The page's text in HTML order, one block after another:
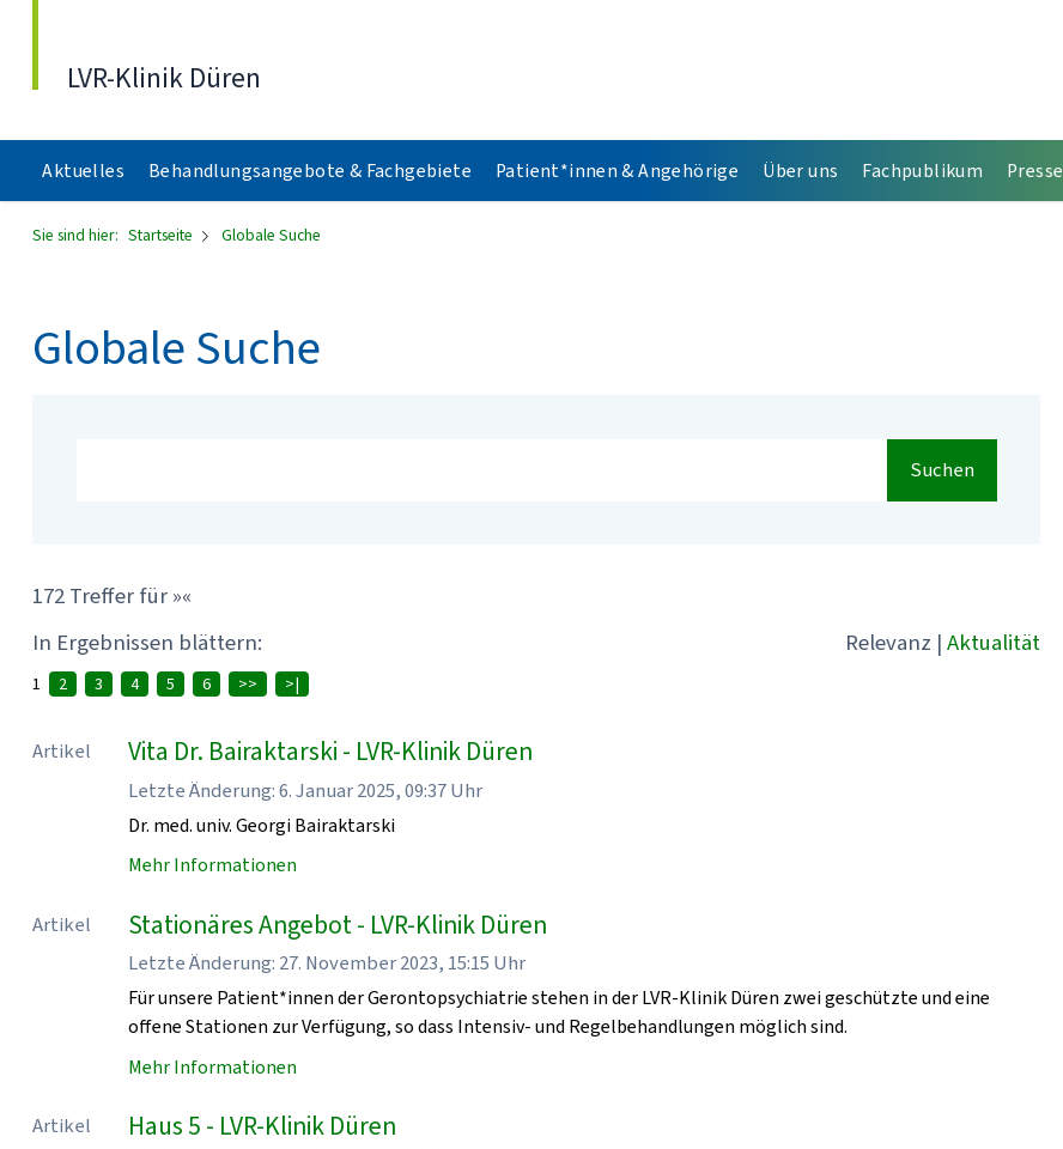
LVR-Klinik Düren
Aktuelles Behandlungsangebote & Fachgebiete Patient*innen & Angehörige Über uns Fachpublikum Presse
Sie sind hier: Startseite Globale Suche
Globale Suche
Suchen
172 Treffer für »«
In Ergebnissen blättern:
Relevanz | Aktualität
1 2 3 4 5 6 >> >|
Artikel Vita Dr. Bairaktarski - LVR-Klinik Düren
Letzte Änderung: 6. Januar 2025, 09:37 Uhr
Dr. med. univ. Georgi Bairaktarski
Mehr Informationen
Artikel Stationäres Angebot - LVR-Klinik Düren
Letzte Änderung: 27. November 2023, 15:15 Uhr
Für unsere Patient*innen der Gerontopsychiatrie stehen in der LVR-Klinik Düren zwei geschützte und eine
offene Stationen zur Verfügung, so dass Intensiv- und Regelbehandlungen möglich sind.
Mehr Informationen
Artikel Haus 5 - LVR-Klinik Düren